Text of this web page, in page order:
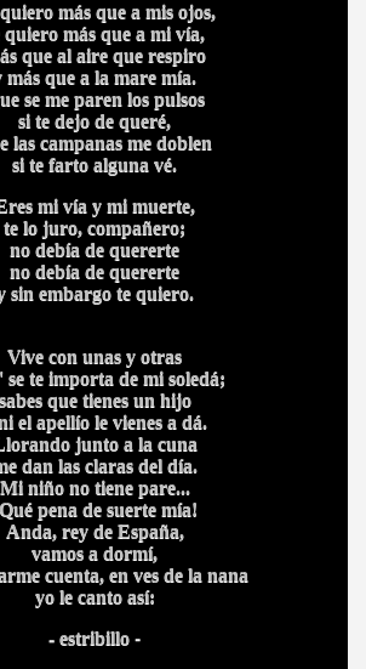
más que a mis ojos,
quiero más que a mi vía,
que al aire que respiro
más que a la mare mía.
se me paren los pulsos
si te dejo de queré,
las campanas me doblen
si te farto alguna vé.
mi vía y mi muerte,
te lo juro, compañero;
no debía de quererte
no debía de quererte
sin embargo te quiero.
Vive con unas y otras
se te importa de mi soledá;
sabes que tienes un hijo
el apellío le vienes a dá.
junto a la cuna
dan las claras del día.
Mi niño no tiene pare...
pena de suerte mía!
Anda, rey de España,
vamos a dormí,
cuenta, en ves de la nana
yo le canto así:
- estribillo -